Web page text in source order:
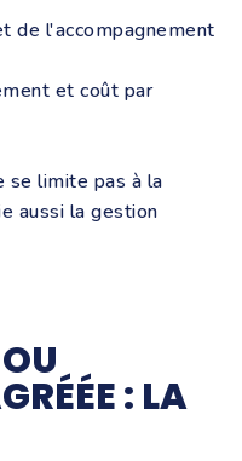
de l'accompagnement
et coût par
se limite pas à la
aussi la gestion
: LA